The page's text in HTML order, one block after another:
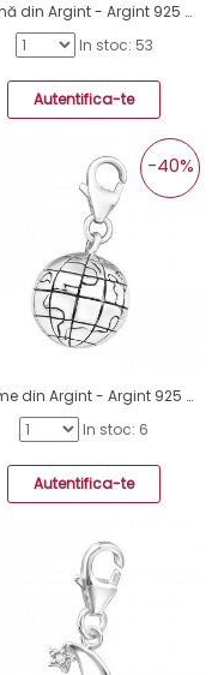
Zână din Argint - Argint 925 Amulete cu sistem de închidere A4S14517
In stoc: 53
Autentifica-te
Lume din Argint - Argint 925 Amulete cu sistem de închidere A4S12142
-40%
In stoc: 6
Autentifica-te